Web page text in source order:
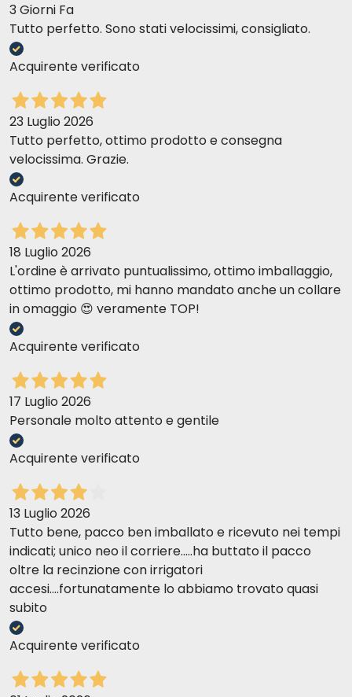
3 Giorni Fa
Tutto perfetto. Sono stati velocissimi, consigliato.
Acquirente verificato
23 Luglio 2026
Tutto perfetto, ottimo prodotto e consegna
velocissima. Grazie.
Acquirente verificato
18 Luglio 2026
L'ordine è arrivato puntualissimo, ottimo imballaggio,
ottimo prodotto, mi hanno mandato anche un collare
in omaggio 😍 veramente TOP!
Acquirente verificato
17 Luglio 2026
Personale molto attento e gentile
Acquirente verificato
13 Luglio 2026
Tutto bene, pacco ben imballato e ricevuto nei tempi
indicati; unico neo il corriere.....ha buttato il pacco
oltre la recinzione con irrigatori
accesi....fortunatamente lo abbiamo trovato quasi
subito
Acquirente verificato